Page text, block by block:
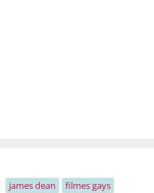
james dean filmes gays